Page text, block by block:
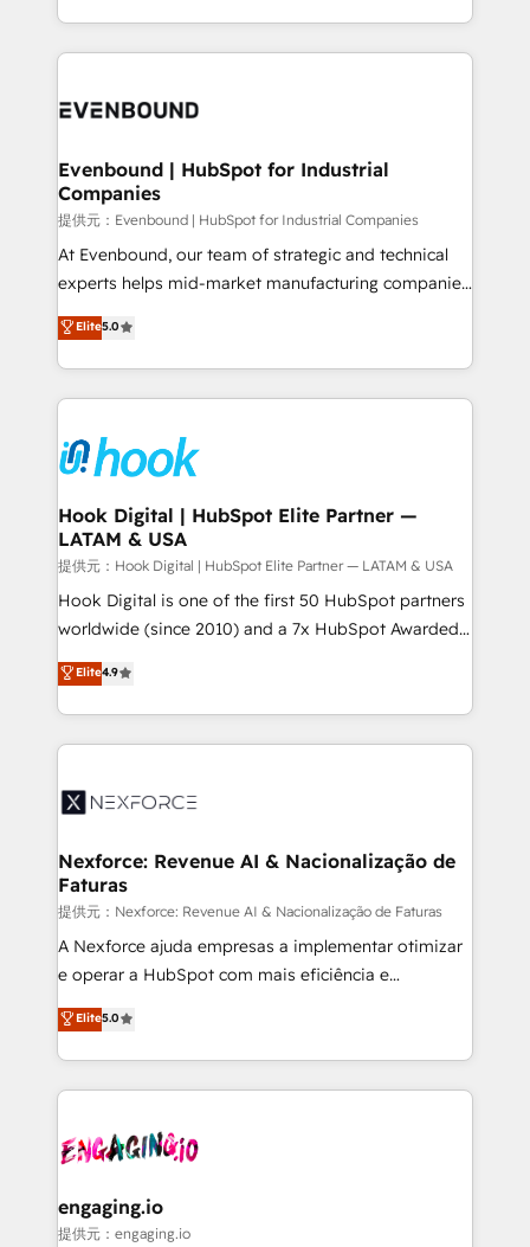
together with the combination of talents, skills,
to accompany companies on their digital
HubSpot—we teach your team to own it, then stay
to help you keep winning. What We Do ⚙️ CRM
Data & Content 📈 Sales & Marketing Alignment +
Agent Creation 🔄 Custom Integrations & Data
Migration Why 1406 We become part of your team.
Your team learns while we build. We fix what others
broke. Built for mid-market reality—practical
solutions that work with your actual headcount and
HubSpot partners 🔄 Top 5% globally in client
retention 📅 8+ years of consistent results since 2017
move beyond spreadsheets into unified systems
that drive real business results.
Evenbound | HubSpot for Industrial
Companies
提供元：Evenbound | HubSpot for Industrial Companies
At Evenbound, our team of strategic and technical
experts helps mid-market manufacturing companies
achieve real growth. We specialize in delivering
tailored solutions that drive results by leveraging
HubSpot’s platform and data to fuel success.
Technical Solutions: - HubSpot Technical Consulting -
Onboarding - Data Migration & Integrations -
Technical Audit & Optimization Strategic Solutions: -
Revenue Operations - Inbound Marketing -
Outbound Marketing - HubSpot CMS Website
Design & Development We empower our clients to
reach their full potential by providing transparent,
relationship-driven support. With over 300 HubSpot
technical know-how and strategic guidance you
need to succeed.
Elite5.0
Hook Digital | HubSpot Elite Partner —
LATAM & USA
提供元：Hook Digital | HubSpot Elite Partner — LATAM & USA
Hook Digital is one of the first 50 HubSpot partners
worldwide (since 2010) and a 7x HubSpot Awarded
Elite Partner. With 500+ projects across the U.S.,
Brazil, and LATAM, we combine global expertise with
regional experience. Today, we are Brazil’s largest
HubSpot Elite Partner—trusted by companies across
Implementation & Migration Onboarding across all
Station, Freshdesk, Intercom, and more. Custom
objects, automations, and integrations built for
growth. 🚀 AI-Driven GTM Orchestration Unify
HubSpot with LinkedIn, WhatsApp, email, paid
media, and AI voice to drive pipeline. 🤖 AI Custom
prospecting, follow-ups, service triage, and
knowledge retrieval—built in HubSpot. ⚡ Fast-Track
advanced optimization & adoption 📍 São Paulo, BR
• Des Moines, IA • New York, NY
Elite4.9
Nexforce: Revenue AI & Nacionalização de
Faturas
提供元：Nexforce: Revenue AI & Nacionalização de Faturas
A Nexforce ajuda empresas a implementar otimizar
e operar a HubSpot com mais eficiência e
previsibilidade de receita. Combinamos Revenue
Operations (RevOps) e Inteligência Artificial para
estruturar processos integrar sistemas organizar
dados e automatizar operações. O objetivo é
operacional de receita conectando equipes
Também somos distribuidores oficiais da HubSpot
e de mais de 150 softwares globais permitindo
Elite5.0
engaging.io
提供元：engaging.io